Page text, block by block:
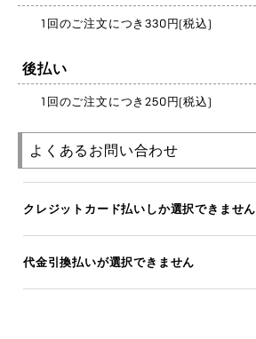
1回のご注文につき330円(税込)
後払い
1回のご注文につき250円(税込)
よくあるお問い合わせ
クレジットカード払いしか選択できません
代金引換払いが選択できません